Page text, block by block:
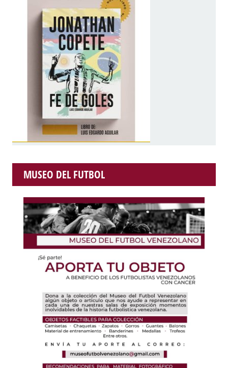
MUSEO DEL FUTBOL